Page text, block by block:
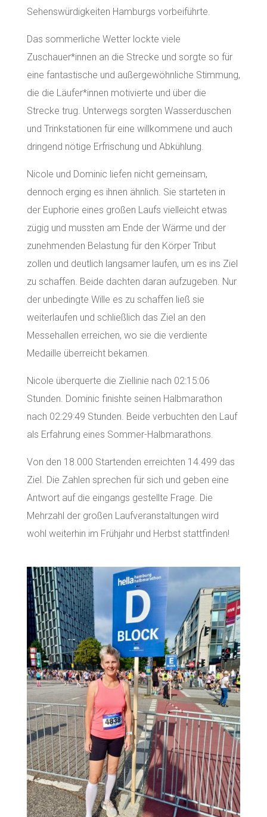
Sehenswürdigkeiten Hamburgs vorbeiführte.
Das sommerliche Wetter lockte viele
Zuschauer*innen an die Strecke und sorgte so für
eine fantastische und außergewöhnliche Stimmung,
die die Läufer*innen motivierte und über die
Strecke trug. Unterwegs sorgten Wasserduschen
und Trinkstationen für eine willkommene und auch
dringend nötige Erfrischung und Abkühlung.
Nicole und Dominic liefen nicht gemeinsam,
dennoch erging es ihnen ähnlich. Sie starteten in
der Euphorie eines großen Laufs vielleicht etwas
zügig und mussten am Ende der Wärme und der
zunehmenden Belastung für den Körper Tribut
zollen und deutlich langsamer laufen, um es ins Ziel
zu schaffen. Beide dachten daran aufzugeben. Nur
der unbedingte Wille es zu schaffen ließ sie
weiterlaufen und schließlich das Ziel an den
Messehallen erreichen, wo sie die verdiente
Medaille überreicht bekamen.
Nicole überquerte die Ziellinie nach 02:15:06
Stunden. Dominic finishte seinen Halbmarathon
nach 02:29:49 Stunden. Beide verbuchten den Lauf
als Erfahrung eines Sommer-Halbmarathons.
Von den 18.000 Startenden erreichten 14.499 das
Ziel. Die Zahlen sprechen für sich und geben eine
Antwort auf die eingangs gestellte Frage. Die
Mehrzahl der großen Laufveranstaltungen wird
wohl weiterhin im Frühjahr und Herbst stattfinden!